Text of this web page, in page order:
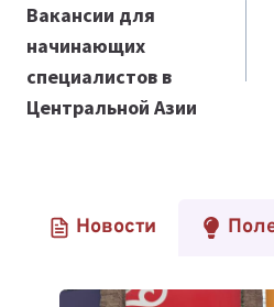
по
записям
Вакансии для
начинающих
специалистов в
Центральной Азии
Новости